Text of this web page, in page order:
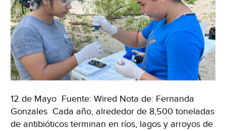
12 de Mayo Fuente: Wired Nota de: Fernanda
Gonzales Cada año, alrededor de 8,500 toneladas
de antibióticos terminan en ríos, lagos y arroyos de